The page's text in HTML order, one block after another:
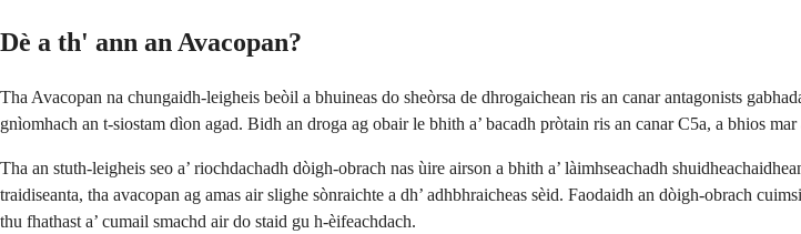
Dè a th' ann an Avacopan?
Tha Avacopan na chungaidh-leigheis beòil a bhuineas do sheòrsa de dhrogaichean ris an canar antagonists
gnìomhach an t-siostam dìon agad. Bidh an droga ag obair le bhith a’ bacadh pròtain ris an canar C5a, a bhios
Tha an stuth-leigheis seo a’ riochdachadh dòigh-obrach nas ùire airson a bhith a’ làimhseachadh
traidiseanta, tha avacopan ag amas air slighe sònraichte a dh’ adhbhraicheas sèid. Faodaidh an dòigh-obrach
thu fhathast a’ cumail smachd air do staid gu h-èifeachdach.